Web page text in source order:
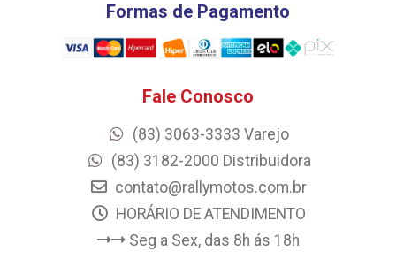
Formas de Pagamento
Fale Conosco
(83) 3063-3333 Varejo
(83) 3182-2000 Distribuidora
contato@rallymotos.com.br
HORÁRIO DE ATENDIMENTO
Seg a Sex, das 8h ás 18h